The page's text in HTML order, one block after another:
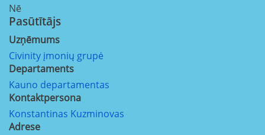
Nē
Pasūtītājs
Uzņēmums
Civinity įmonių grupė
Departaments
Kauno departamentas
Kontaktpersona
Konstantinas Kuzminovas
Adrese